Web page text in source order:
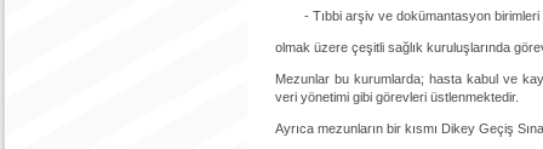
- Tıbbi arşiv ve dokümantasyon birimleri
olmak üzere çeşitli sağlık kuruluşlarında
Mezunlar bu kurumlarda; hasta kabul ve
veri yönetimi gibi görevleri üstlenmektedir.
Ayrıca mezunların bir kısmı Dikey Geçiş